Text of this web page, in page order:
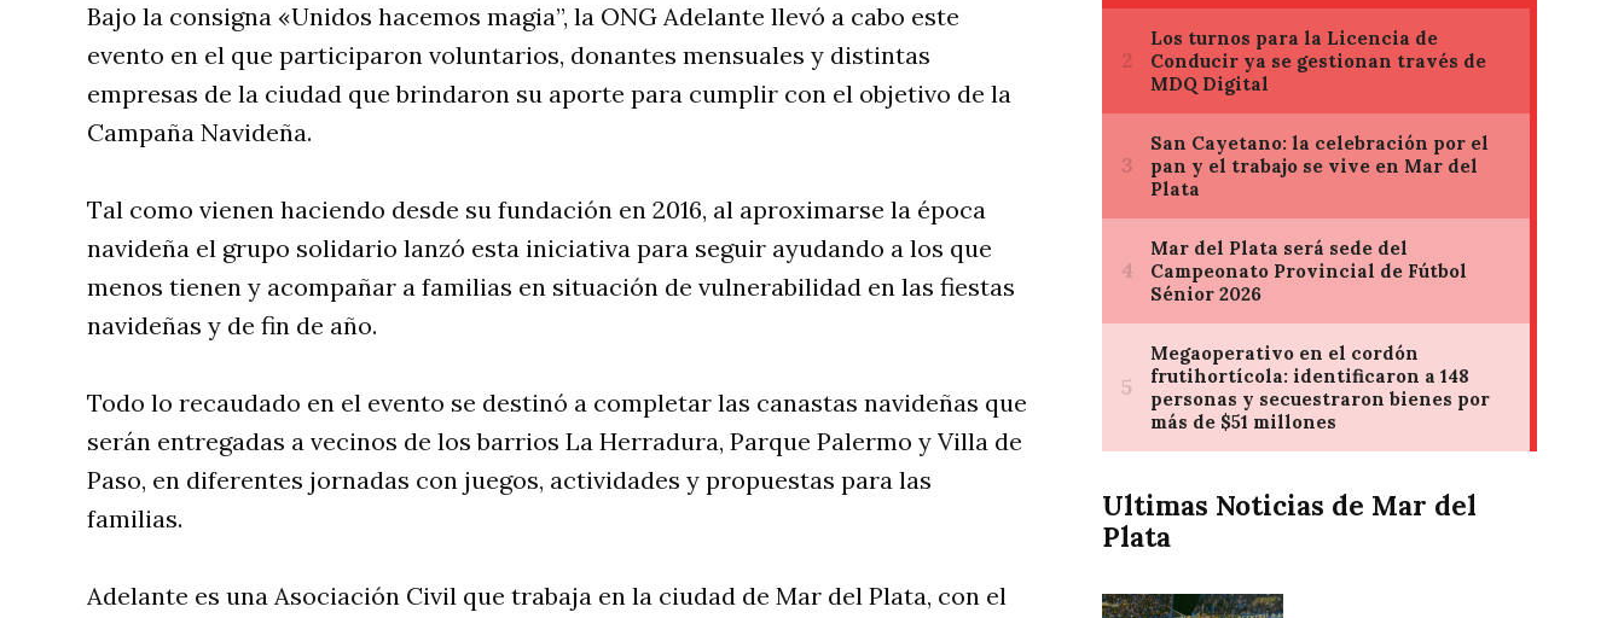
Bajo la consigna «Unidos hacemos magia”, la ONG Adelante llevó a cabo este
evento en el que participaron voluntarios, donantes mensuales y distintas
empresas de la ciudad que brindaron su aporte para cumplir con el objetivo de la
Campaña Navideña.
Tal como vienen haciendo desde su fundación en 2016, al aproximarse la época
navideña el grupo solidario lanzó esta iniciativa para seguir ayudando a los que
menos tienen y acompañar a familias en situación de vulnerabilidad en las fiestas
navideñas y de fin de año.
Todo lo recaudado en el evento se destinó a completar las canastas navideñas que
serán entregadas a vecinos de los barrios La Herradura, Parque Palermo y Villa de
Paso, en diferentes jornadas con juegos, actividades y propuestas para las
familias.
Adelante es una Asociación Civil que trabaja en la ciudad de Mar del Plata, con el
Ultimas Noticias de Mar del
Plata